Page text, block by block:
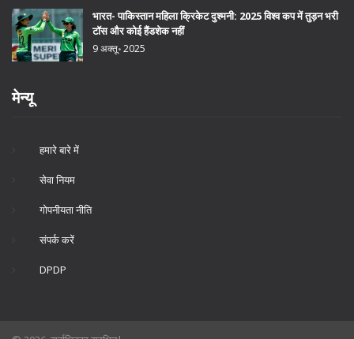
भारत- पाकिस्तान महिला क्रिकेट दुश्मनी: 2025 विश्व कप में तुड़न भरी
टॉस और कोई हैंडशेक नहीं
9 अक्तू॰ 2025
मेन्यू
हमारे बारे में
सेवा नियम
गोपनीयता नीति
संपर्क करें
DPDP